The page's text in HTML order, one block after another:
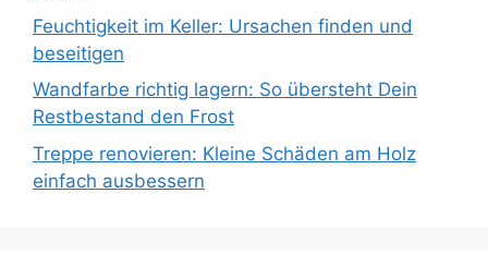
Feuchtigkeit im Keller: Ursachen finden und
beseitigen
Wandfarbe richtig lagern: So übersteht Dein
Restbestand den Frost
Treppe renovieren: Kleine Schäden am Holz
einfach ausbessern